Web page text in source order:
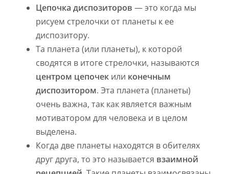
Цепочка диспозиторов — это когда мы
рисуем стрелочки от планеты к ее
диспозитору.
Та планета (или планеты), к которой
сводятся в итоге стрелочки, называются
центром цепочек или конечным
диспозитором. Эта планета (планеты)
очень важна, так как является важным
мотиватором для человека и в целом
выделена.
Когда две планеты находятся в обителях
друг друга, то это называется взаимной